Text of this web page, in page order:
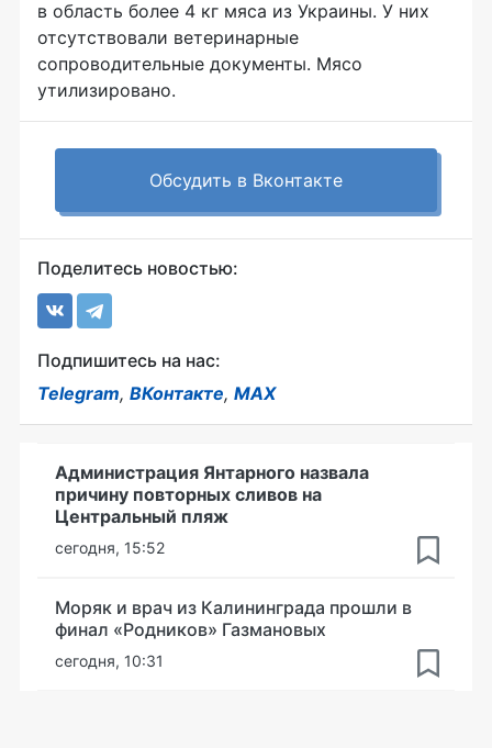
в область более 4 кг мяса из Украины. У них
отсутствовали ветеринарные
сопроводительные документы. Мясо
утилизировано.
Обсудить в Вконтакте
Поделитесь новостью:
Подпишитесь на нас:
Telegram, ВКонтакте, MAX
Администрация Янтарного назвала
причину повторных сливов на
Центральный пляж
сегодня, 15:52
Моряк и врач из Калининграда прошли в
финал «Родников» Газмановых
сегодня, 10:31